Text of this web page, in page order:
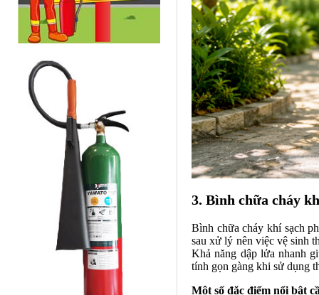
3. Bình chữa cháy
Bình chữa cháy khí sạch
sau xử lý nên việc vệ sinh
Khả năng dập lửa nhanh
tính gọn gàng khi sử dụng
Một số đặc điểm nổi bật